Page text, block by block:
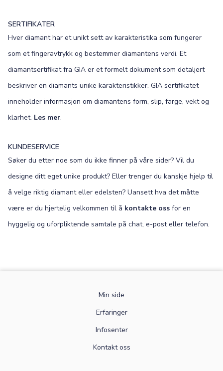
SERTIFIKATER
Hver diamant har et unikt sett av karakteristika som fungerer
som et fingeravtrykk og bestemmer diamantens verdi. Et
diamantsertifikat fra GIA er et formelt dokument som detaljert
beskriver en diamants unike karakteristikker. GIA sertifikatet
inneholder informasjon om diamantens form, slip, farge, vekt og
klarhet. Les mer.
KUNDESERVICE
Søker du etter noe som du ikke finner på våre sider? Vil du
designe ditt eget unike produkt? Eller trenger du kanskje hjelp til
å velge riktig diamant eller edelsten? Uansett hva det måtte
være er du hjertelig velkommen til å kontakte oss for en
hyggelig og uforpliktende samtale på chat, e-post eller telefon.
Min side
Erfaringer
Infosenter
Kontakt oss